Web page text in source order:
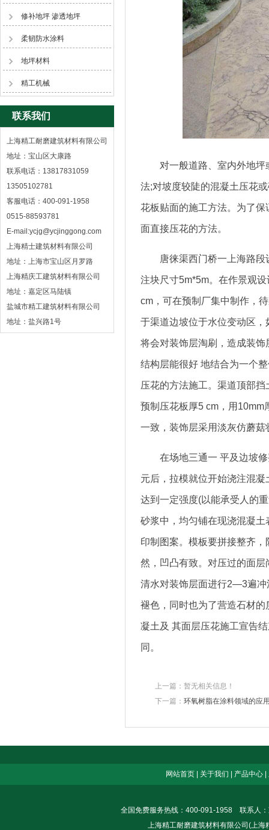
修补地坪 渗透地坪
柔韧防水涂料
地坪材料
精工机械
联系我们
上海精工耐磨建筑材料有限公司
地址：宝山区大康路
联系电话：13817831059
13505102781
客服电话：400-091-1958
0515-88593781
E-mail:ycjg@ycjinggong.com
上海精士建筑材料有限公司
地址：上海市宝山区月罗路
上海精庆工建筑材料有限公司
地址：嘉定区马陆镇
盐城市精工建筑材料有限公司
地址：盐兴路1号
对一般道路、室内外地坪
法;对坡度较陡的混凝土压花
花板贴面的施工方法。为了
面直接压花的方法。
唐徕渠西门桥一上海路段
注块尺寸5m*5m。在作景观
cm，可在预制厂集中制作，
于渠道边坡位于水位变动区
将会对装饰层淘刷，造成装
结构层能很好 地结合为一个
压花的方法施工。渠道顶部
预制压花板厚5 cm，用
一致，装饰层采用淡灰仿蘑菇
在场地三通一 平及边坡修
元后，拉模就位开始浇注混
达到一定强度(以能承受人的
砂浆中，均匀铺在现浇混凝
印制图案。模板要拼接整齐
然，凹凸有致。对压过的面
清水对装饰层面进行2—3遍冲
褪色，同时也为了营造石材
凝土及 其面层压花施工宣告
同。
上一篇：暂无相关信息！
下一篇： 环氧树脂在涂料领域的应
网站首页 关于我们 产品中心 |
全国免费服务热线：400-091-1958 联系人
上海精工耐磨建筑材料有限公司(上